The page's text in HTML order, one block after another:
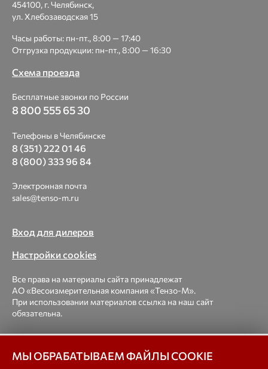
454100, г. Челябинск,
ул. Хлебозаводская 15
Часы работы: пн-пт., 8:00 — 17:40
Отгрузка продукции: пн-пт., 8:00 — 16:30
Схема проезда
Бесплатные звонки по России
8 800 555 65 30
Телефоны в Челябинске
8 (351) 222 01 46
8 (800) 333 96 84
Электронная почта
sales@tenso-m.ru
Вход для дилеров
Настройки cookies
Все права на материалы сайта принадлежат
АО «Весоизмерительная компания «Тензо-М».
При использовании материалов ссылка на наш сайт
обязательна.
платформенные, крановые, вагонные, бункерные,
МЫ ОБРАБАТЫВАЕМ ФАЙЛЫ COOKIE